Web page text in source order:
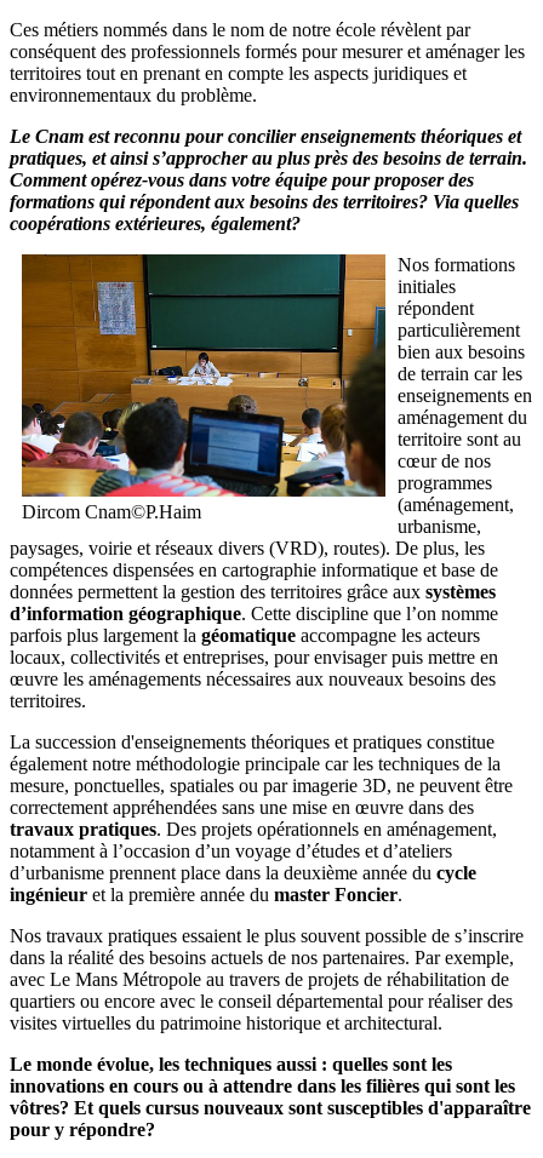
Ces métiers nommés dans le nom de notre école révèlent par
conséquent des professionnels formés pour mesurer et aménager les
territoires tout en prenant en compte les aspects juridiques et
environnementaux du problème.
Le Cnam est reconnu pour concilier enseignements théoriques et
pratiques, et ainsi s’approcher au plus près des besoins de terrain.
Comment opérez-vous dans votre équipe pour proposer des
formations qui répondent aux besoins des territoires? Via quelles
coopérations extérieures, également?
Dircom Cnam©P.Haim
Nos formations
initiales
répondent
particulièrement
bien aux besoins
de terrain car les
enseignements en
aménagement du
territoire sont au
cœur de nos
programmes
(aménagement,
urbanisme,
paysages, voirie et réseaux divers (VRD), routes). De plus, les
compétences dispensées en cartographie informatique et base de
données permettent la gestion des territoires grâce aux systèmes
d’information géographique. Cette discipline que l’on nomme
parfois plus largement la géomatique accompagne les acteurs
locaux, collectivités et entreprises, pour envisager puis mettre en
œuvre les aménagements nécessaires aux nouveaux besoins des
territoires.
La succession d'enseignements théoriques et pratiques constitue
également notre méthodologie principale car les techniques de la
mesure, ponctuelles, spatiales ou par imagerie 3D, ne peuvent être
correctement appréhendées sans une mise en œuvre dans des
travaux pratiques. Des projets opérationnels en aménagement,
notamment à l’occasion d’un voyage d’études et d’ateliers
d’urbanisme prennent place dans la deuxième année du cycle
ingénieur et la première année du master Foncier.
Nos travaux pratiques essaient le plus souvent possible de s’inscrire
dans la réalité des besoins actuels de nos partenaires. Par exemple,
avec Le Mans Métropole au travers de projets de réhabilitation de
quartiers ou encore avec le conseil départemental pour réaliser des
visites virtuelles du patrimoine historique et architectural.
Le monde évolue, les techniques aussi : quelles sont les
innovations en cours ou à attendre dans les filières qui sont les
vôtres? Et quels cursus nouveaux sont susceptibles d'apparaître
pour y répondre?